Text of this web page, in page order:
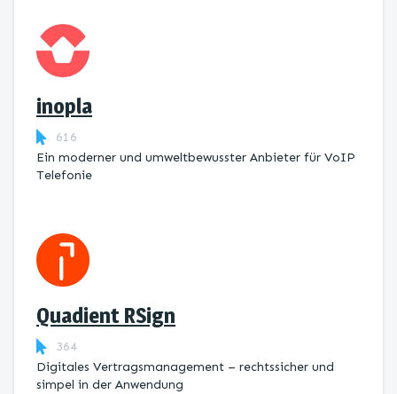
inopla
616
Ein moderner und umweltbewusster Anbieter für VoIP
Telefonie
Quadient RSign
364
Digitales Vertragsmanagement – rechtssicher und
simpel in der Anwendung